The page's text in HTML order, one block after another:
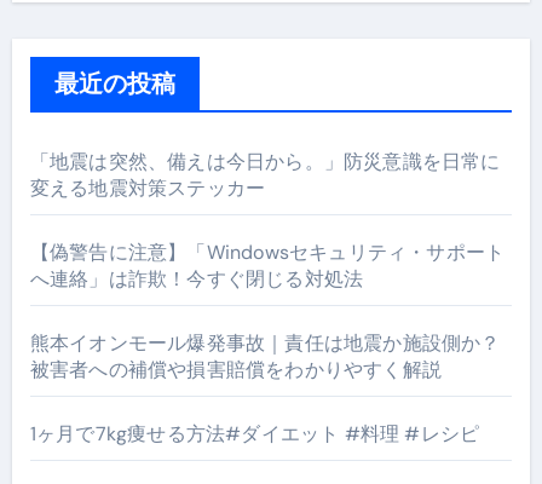
最近の投稿
「地震は突然、備えは今日から。」防災意識を日常に
変える地震対策ステッカー
【偽警告に注意】「Windowsセキュリティ・サポート
へ連絡」は詐欺！今すぐ閉じる対処法
熊本イオンモール爆発事故｜責任は地震か施設側か？
被害者への補償や損害賠償をわかりやすく解説
1ヶ月で7kg痩せる方法#ダイエット #料理 #レシピ